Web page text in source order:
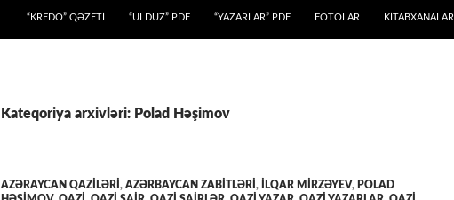
“KREDO” QƏZETİ
“ULDUZ” PDF “YAZARLAR” PDF FOTOLAR KİTABXANALAR
Kateqoriya arxivləri: Polad Həşimov
AZƏRAYCAN QAZİLƏRİ , AZƏRBAYCAN ZABİTLƏRİ , İLQAR MIRZƏYEV, POLAD